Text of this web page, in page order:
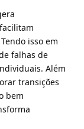
isso em
falhas de
Além
transições
bem